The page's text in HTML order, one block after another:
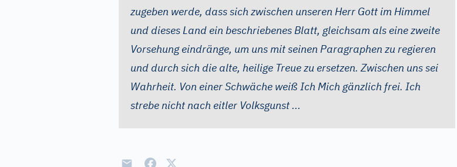
zugeben werde, dass sich zwischen unseren Herr Gott im Himmel
und dieses Land ein beschriebenes Blatt, gleichsam als eine zweite
Vorsehung eindränge, um uns mit seinen Paragraphen zu regieren
und durch sich die alte, heilige Treue zu ersetzen. Zwischen uns sei
Wahrheit. Von einer Schwäche weiß Ich Mich gänzlich frei. Ich
strebe nicht nach eitler Volksgunst ...